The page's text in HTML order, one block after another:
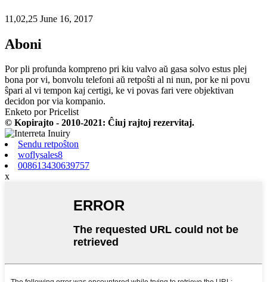
11,02,25 June 16, 2017
Aboni
Por pli profunda kompreno pri kiu valvo aŭ gasa solvo estus plej
bona por vi, bonvolu telefoni aŭ retpoŝti al ni nun, por ke ni povu
ŝpari al vi tempon kaj certigi, ke vi povas fari vere objektivan
decidon por via kompanio.
Enketo por Pricelist
© Kopirajto - 2010-2021: Ĉiuj rajtoj rezervitaj.
Sendu retpoŝton
woflysales8
008613430639757
x